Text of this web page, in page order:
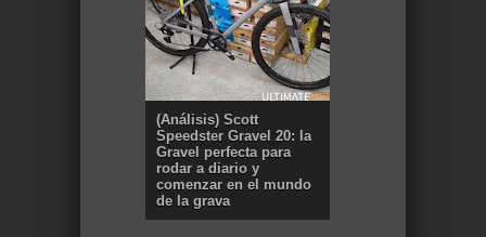
(Análisis) Scott
Speedster Gravel 20: la
Gravel perfecta para
rodar a diario y
comenzar en el mundo
de la grava